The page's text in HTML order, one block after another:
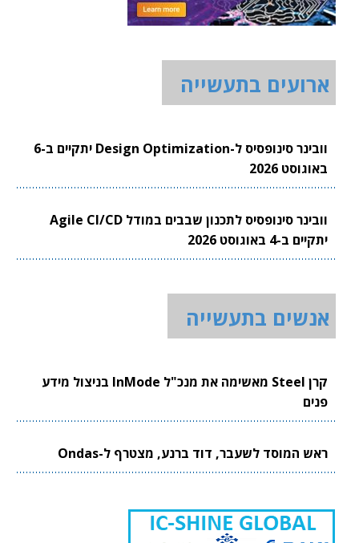
ארועים בתעשייה
וובינר סינופסיס ל-Design Optimization יתקיים ב-6
באוגוסט 2026
וובינר סינופסיס לתכנון שבבים במודל Agile CI/CD
יתקיים ב-4 באוגוסט 2026
אנשים בתעשייה
קרן Steel מאשימה את מנכ"ל InMode בניצול מידע
פנים
ראש המוסד לשעבר, דוד ברנע, מצטרף ל-Ondas